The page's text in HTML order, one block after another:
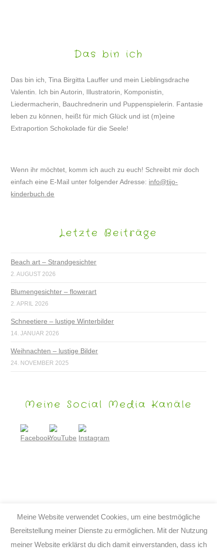
Das bin ich
Das bin ich, Tina Birgitta Lauffer und mein Lieblingsdrache
Valentin. Ich bin Autorin, Illustratorin, Komponistin,
Liedermacherin, Bauchrednerin und Puppenspielerin. Fantasie
leben zu können, heißt für mich Glück und ist (m)eine
Extraportion Schokolade für die Seele!
Wenn ihr möchtet, komm ich auch zu euch! Schreibt mir doch
einfach eine E-Mail unter folgender Adresse: info@tijo-
kinderbuch.de
Letzte Beiträge
Beach art – Strandgesichter
2. AUGUST 2026
Blumengesichter – flowerart
2. APRIL 2026
Schneetiere – lustige Winterbilder
14. JANUAR 2026
Weihnachten – lustige Bilder
24. NOVEMBER 2025
Meine Social Media Kanäle
Meine Website verwendet Cookies, um eine bestmögliche
Bereitstellung meiner Dienste zu ermöglichen. Mit der Nutzung
meiner Website erklärst du dich damit einverstanden, dass ich